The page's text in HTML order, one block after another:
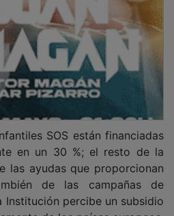
en un 30 %; el resto de la
las ayudas que proporcionan
de las campañas de
Institución percibe un subsidio
de los países europeos.